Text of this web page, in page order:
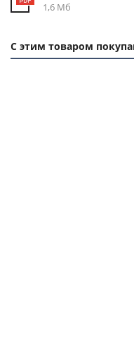
1,6 Мб
С этим товаром
Фланец (реборда)